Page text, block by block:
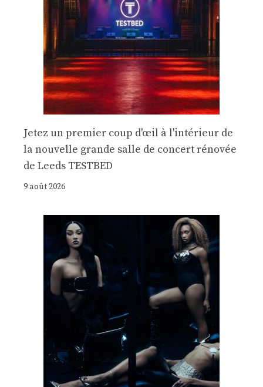
Jetez un premier coup d'œil à l'intérieur de
la nouvelle grande salle de concert rénovée
de Leeds TESTBED
9 août 2026